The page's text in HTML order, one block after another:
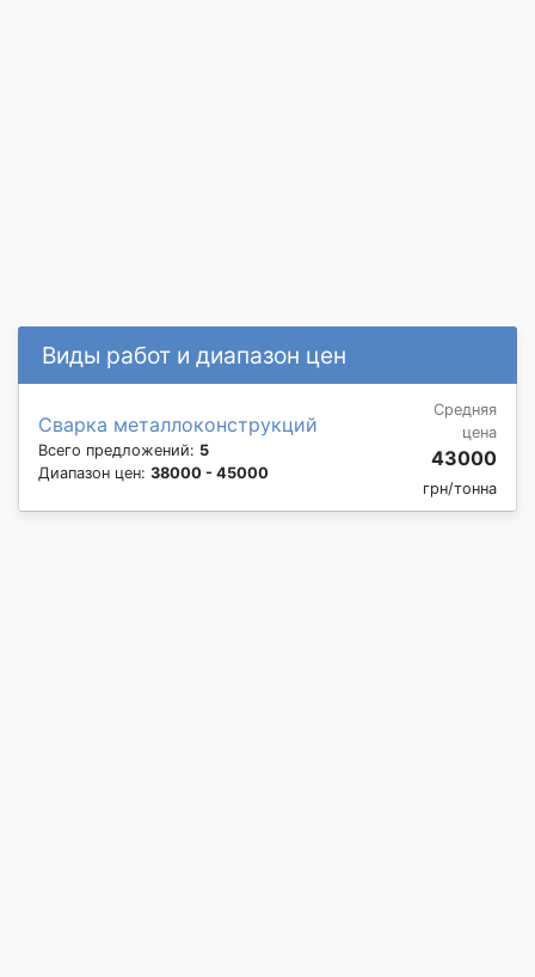
Виды работ и диапазон цен
Сварка металлоконструкций
Всего предложений: 5
Диапазон цен: 38000 - 45000
Средняя
цена
43000
грн/тонна